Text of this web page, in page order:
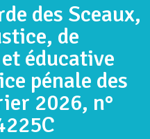
des Sceaux,
de
éducative
pénale des
2026, n°